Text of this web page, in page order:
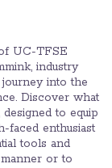
UC-TFSE
industry
into the
Discover what
to equip
faced enthusiast
tools and
or to